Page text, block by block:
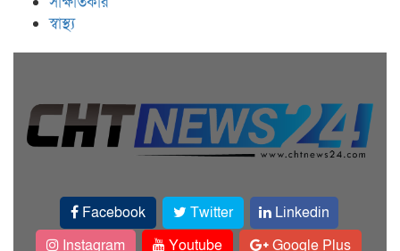
স্বাস্থ্য
Facebook Twitter
Linkedin
Instagram
Youtube Google Plus